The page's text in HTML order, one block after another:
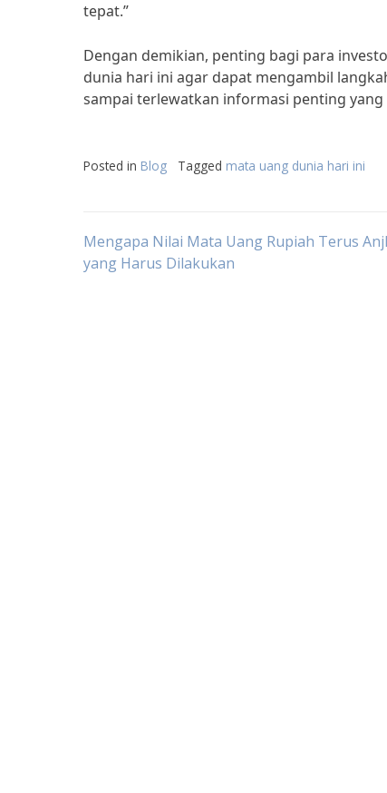
tepat.”
Dengan demikian, penting bagi para
dunia hari ini agar dapat mengambil
sampai terlewatkan informasi penting
Posted in Blog Tagged mata uang dunia hari ini
Post
Mengapa Nilai Mata Uang Rupiah Terus
yang Harus Dilakukan